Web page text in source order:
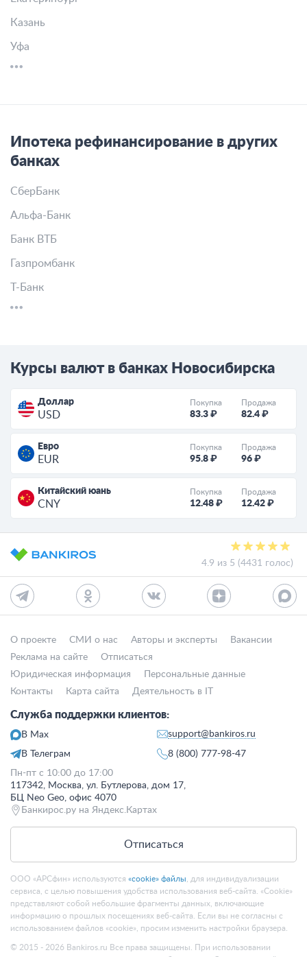
Казань
Уфа
Ипотека рефинансирование в других
банках
СберБанк
Альфа-Банк
Банк ВТБ
Газпромбанк
Т-Банк
Курсы валют в банках Новосибирска
Доллар
USD
Покупка
83.3 ₽
Продажа
82.4 ₽
Евро
EUR
Покупка
95.8 ₽
Продажа
96 ₽
Китайский юань
CNY
Покупка
12.48 ₽
Продажа
12.42 ₽
4.9 из 5 (4431 голос)
О проекте СМИ о нас Авторы и эксперты
Вакансии
Реклама на сайте
Отписаться
Юридическая информация
Персональные данные
Контакты
Карта сайта Деятельность в IT
Служба поддержки клиентов:
В Max
В Телеграм
support@bankiros.ru
8 (800) 777-98-47
Пн-пт с 10:00 до 17:00
117342, Москва, ул. Бутлерова, дом 17,
БЦ Neo Geo, офис 4070
Банкирос.ру на Яндекс.Картах
Отписаться
ООО «АРСфин» используются «cookie» файлы , для индивидуализации
сервиса, с целью повышения удобства использования веб-сайта. «Cookie»
представляют собой небольшие фрагменты данных, включающие
информацию о прошлых посещениях веб-сайта. Если вы не согласны с
использованием файлов «cookie», просим изменить настройки браузера.
© 2015 - 2026 Bankiros.ru Все права защищены. При использовании